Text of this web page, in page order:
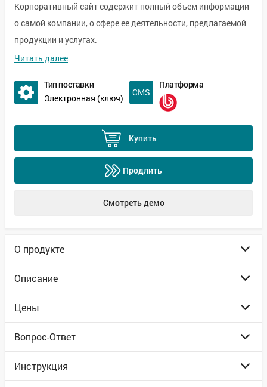
Корпоративный сайт содержит полный объем информации
о самой компании, о сфере ее деятельности, предлагаемой
продукции и услугах.
Адаптивная верстка для использования сайта на любых
В поставку включено более 50 иконок которые вы можете
бесплатно использовать, чтобы описать преимущества
вашей компании.
Читать далее
Купить
Продлить
Смотреть демо
Тип поставки
Электронная (ключ)
Платформа
О продукте
Описание
Цены
Вопрос-Ответ
Инструкция